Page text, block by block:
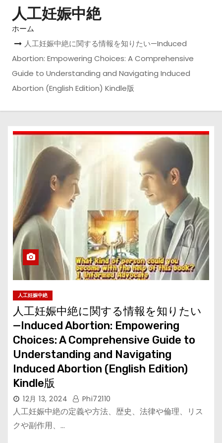
人工妊娠中絶
ホーム
人工妊娠中絶に関する情報を知りたい—Induced
Abortion: Empowering Choices: A Comprehensive
Guide to Understanding and Navigating Induced
Abortion (English Edition) Kindle版
人工妊娠中絶
人工妊娠中絶に関する情報を知りたい
—Induced Abortion: Empowering
Choices: A Comprehensive Guide to
Understanding and Navigating
Induced Abortion (English Edition)
Kindle版
12月 13, 2024 Phi72110
人工妊娠中絶の定義や方法、歴史、法律や倫理、リス
クや副作用、…